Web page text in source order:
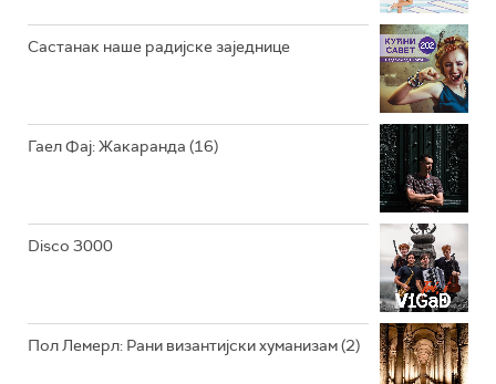
РАДИО ЏЕЗЕР
Састанак наше радијске заједнице
Гаел Фај: Жакаранда (16)
Disco 3000
Пол Лемерл: Рани византијски хуманизам (2)